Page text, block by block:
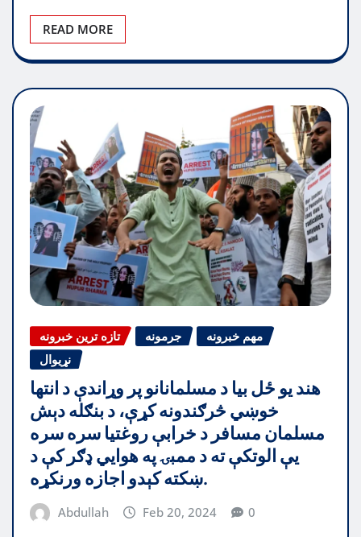
READ MORE
تازه ترین خبرونه جرمونه
مهم خبرونه
نړیوال
هند یو ځل بیا د مسلمانانو پر وړاندې د انتها
خوښي څرګندونه کړې، د بنګله دېش
مسلمان مسافر د خرابې روغتیا سره سره
یې الوتکې ته د ممبۍ په هوايي ډګر کې د
ښکته کېدو اجازه ورنکړه.
Abdullah Feb 20, 2024 0